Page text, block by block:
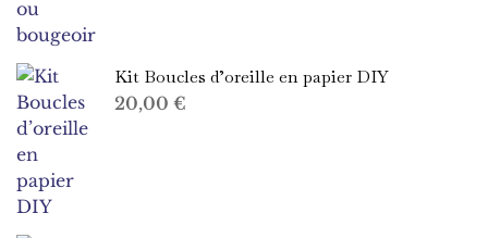
Kit Boucles d’oreille en papier DIY
20,00 €